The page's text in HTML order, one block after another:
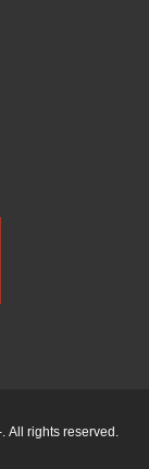
All rights reserved.